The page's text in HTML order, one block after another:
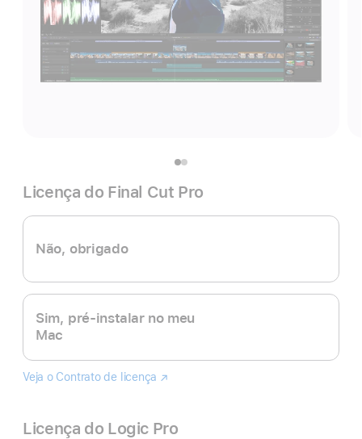
Licença do Final Cut Pro
Não, obrigado
Sim, pré-instalar no meu
Mac
Veja o Contrato de licença Final
(abre
janela)
Licença do Logic Pro